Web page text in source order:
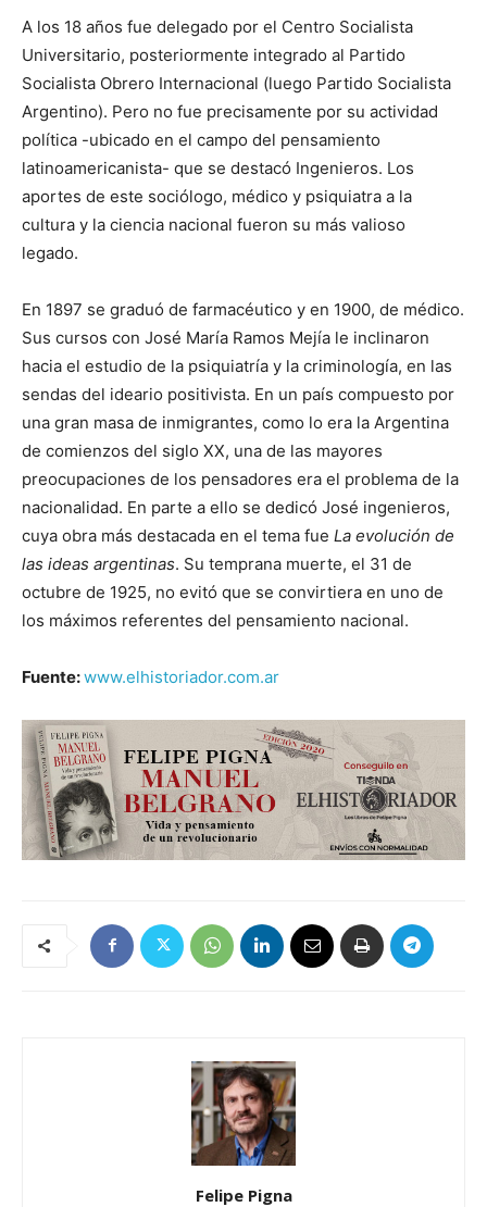
A los 18 años fue delegado por el Centro Socialista
Universitario, posteriormente integrado al Partido
Socialista Obrero Internacional (luego Partido Socialista
Argentino). Pero no fue precisamente por su actividad
política -ubicado en el campo del pensamiento
latinoamericanista- que se destacó Ingenieros. Los
aportes de este sociólogo, médico y psiquiatra a la
cultura y la ciencia nacional fueron su más valioso
legado.
En 1897 se graduó de farmacéutico y en 1900, de médico.
Sus cursos con José María Ramos Mejía le inclinaron
hacia el estudio de la psiquiatría y la criminología, en las
sendas del ideario positivista. En un país compuesto por
una gran masa de inmigrantes, como lo era la Argentina
de comienzos del siglo XX, una de las mayores
preocupaciones de los pensadores era el problema de la
nacionalidad. En parte a ello se dedicó José ingenieros,
cuya obra más destacada en el tema fue La evolución de
las ideas argentinas. Su temprana muerte, el 31 de
octubre de 1925, no evitó que se convirtiera en uno de
los máximos referentes del pensamiento nacional.
Fuente:www.elhistoriador.com.ar
Felipe Pigna